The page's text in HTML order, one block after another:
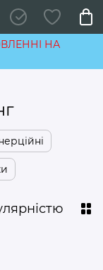
НА